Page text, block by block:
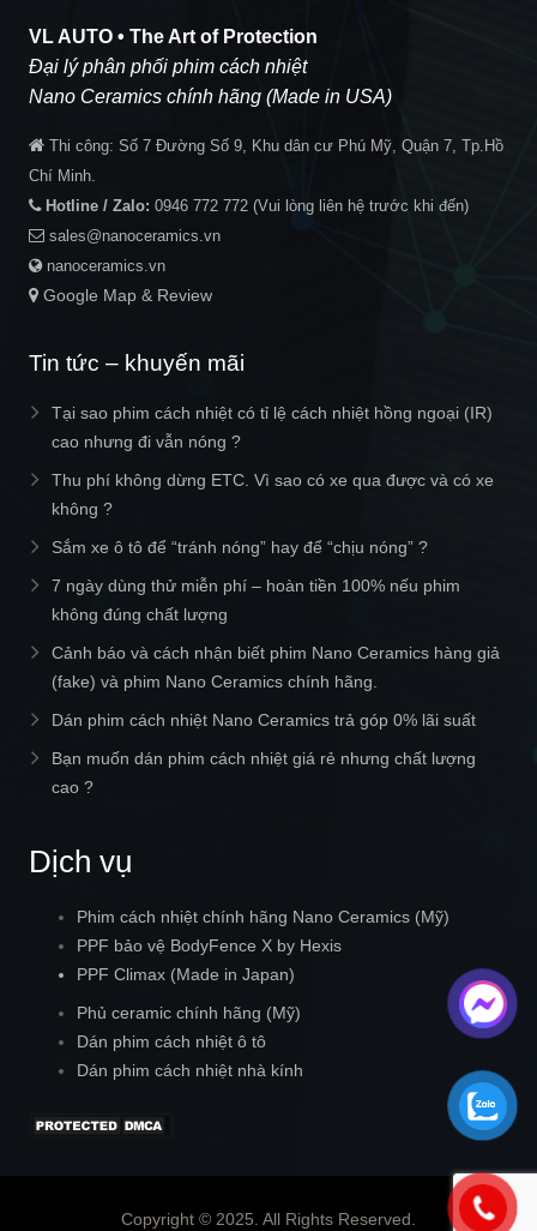
VL AUTO • The Art of Protection
Đại lý phân phối phim cách nhiệt
Nano Ceramics chính hãng (Made in USA)
Thi công: Số 7 Đường Số 9, Khu dân cư Phú Mỹ, Quận 7, Tp.Hồ
Chí Minh.
Hotline / Zalo: 0946 772 772 (Vui lòng liên hệ trước khi đến)
sales@nanoceramics.vn
nanoceramics.vn
Google Map & Review
Tin tức – khuyến mãi
Tại sao phim cách nhiệt có tỉ lệ cách nhiệt hồng ngoại (IR)
cao nhưng đi vẫn nóng ?
Thu phí không dừng ETC. Vì sao có xe qua được và có xe
không ?
Sắm xe ô tô để “tránh nóng” hay để “chịu nóng” ?
7 ngày dùng thử miễn phí – hoàn tiền 100% nếu phim
không đúng chất lượng
Cảnh báo và cách nhận biết phim Nano Ceramics hàng giả
(fake) và phim Nano Ceramics chính hãng.
Dán phim cách nhiệt Nano Ceramics trả góp 0% lãi suất
Bạn muốn dán phim cách nhiệt giá rẻ nhưng chất lượng
cao ?
Dịch vụ
Phim cách nhiệt chính hãng Nano Ceramics (Mỹ)
PPF bảo vệ BodyFence X by Hexis
PPF Climax (Made in Japan)
Phủ ceramic chính hãng (Mỹ)
Dán phim cách nhiệt ô tô
Dán phim cách nhiệt nhà kính
Copyright © 2025. All Rights Reserved.